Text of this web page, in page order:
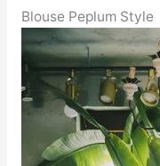
Blouse Peplum Style